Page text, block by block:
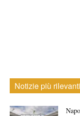
Notizie più rilevanti